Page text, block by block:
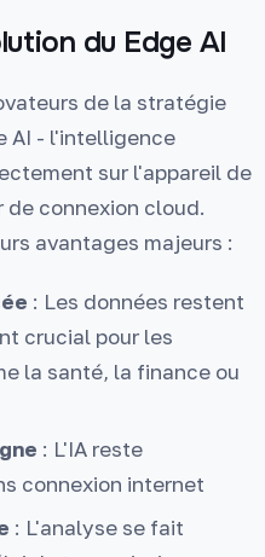
du Edge AI
de la stratégie
AI - l'intelligence
sur l'appareil de
connexion cloud.
avantages majeurs :
: Les données restent
crucial pour les
la santé, la finance ou
: L'IA reste
connexion internet
: L'analyse se fait